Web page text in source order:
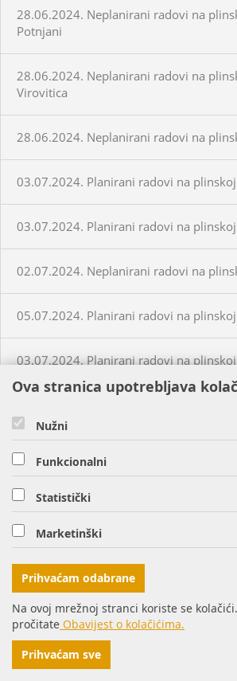
28.06.2024. Neplanirani radovi na
Potnjani
28.06.2024. Neplanirani radovi na
Virovitica
28.06.2024. Neplanirani radovi na
03.07.2024. Planirani radovi na
03.07.2024. Planirani radovi na plinskoj
02.07.2024. Neplanirani radovi na
05.07.2024. Planirani radovi na
03.07.2024. Planirani radovi na
03.07.2024. Planirani radovi na plinskoj
03.07.2024. Planirani radovi na plinskoj
03.07.2024. - 04.07.2024. - Planirani
03.07.2024. Neplanirani radovi na
04.07.2024. Planirani radovi na plinskoj
Ova stranica upotrebljava
Nužni
Funkcionalni
Statistički
Marketinški
Prihvaćam odabrane
Na ovoj mrežnoj stranci koriste se
pročitate Obavijest o kolačićima.
Prihvaćam sve